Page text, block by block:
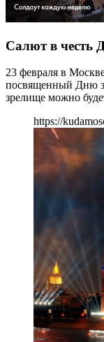
Салют в честь
23 февраля в
посвященный Дню
зрелище можно
https://